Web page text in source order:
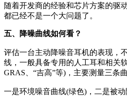
随着开发商的经验和芯片方案的驱
都已经不是一个大问题了。
五、降噪曲线如何看？
评估一台主动降噪音耳机的表现，
线，一般具备专用的人工耳和相关
GRAS、“吉高”等)，主要测量三条
一是环境噪音曲线(绿​​色)，二是被